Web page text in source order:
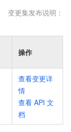
变更集发布说明：
操作
查看变更详
情
查看 API 文
档